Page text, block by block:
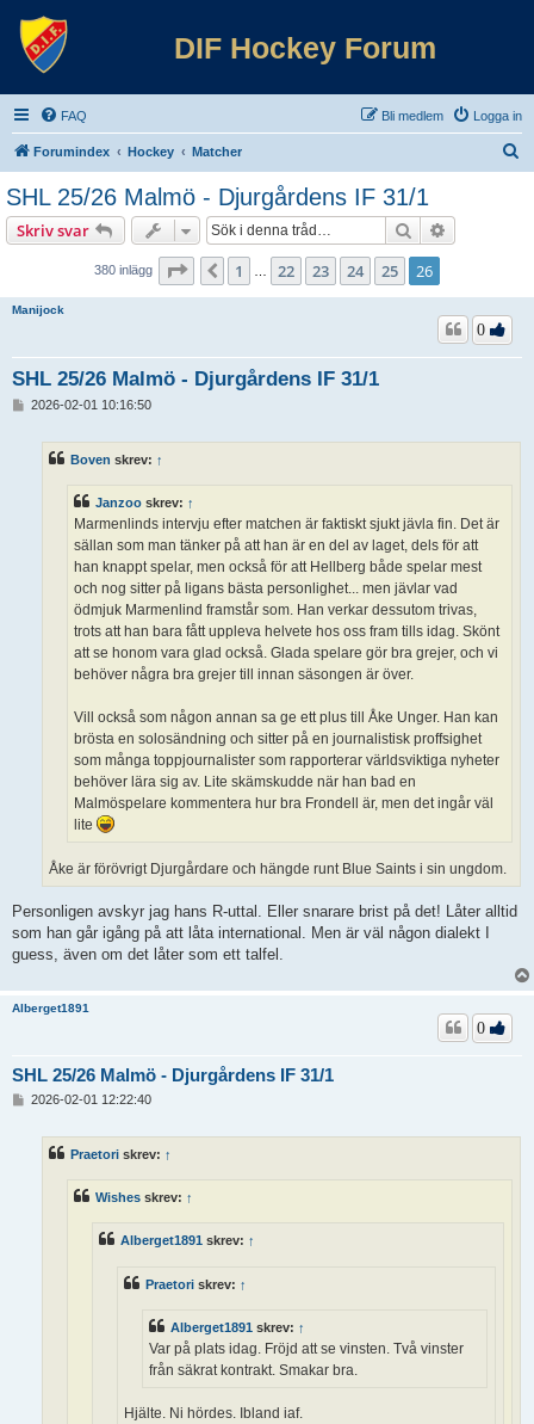
DIF Hockey Forum
FAQ Logga in
Bli medlem
Forumindex Hockey Matcher
SHL 25/26 Malmö - Djurgårdens IF 31/1
Skriv svar Sök
380 inlägg Sida 26 av 26
Föregående
1 22 23 24 25 26
Manijock
SHL 25/26 Malmö - Djurgårdens IF 31/1
0
2026-02-01 10:16:50
Boven skrev: ↑
Janzoo skrev: ↑
Marmenlinds intervju efter matchen är faktiskt sjukt jävla fin. Det är
sällan som man tänker på att han är en del av laget, dels för att
han knappt spelar, men också för att Hellberg både spelar mest
och nog sitter på ligans bästa personlighet... men jävlar vad
ödmjuk Marmenlind framstår som. Han verkar dessutom trivas,
trots att han bara fått uppleva helvete hos oss fram tills idag. Skönt
att se honom vara glad också. Glada spelare gör bra grejer, och vi
behöver några bra grejer till innan säsongen är över.
Vill också som någon annan sa ge ett plus till Åke Unger. Han kan
brösta en solosändning och sitter på en journalistisk proffsighet
som många toppjournalister som rapporterar världsviktiga nyheter
behöver lära sig av. Lite skämskudde när han bad en
Malmöspelare kommentera hur bra Frondell är, men det ingår väl
lite
Åke är förövrigt Djurgårdare och hängde runt Blue Saints i sin ungdom.
Personligen avskyr jag hans R-uttal. Eller snarare brist på det! Låter alltid
som han går igång på att låta international. Men är väl någon dialekt I
guess, även om det låter som ett talfel.
Alberget1891
SHL 25/26 Malmö - Djurgårdens IF 31/1
0
2026-02-01 12:22:40
Praetori skrev: ↑
Wishes skrev: ↑
Alberget1891 skrev: ↑
Praetori skrev: ↑
Alberget1891 skrev: ↑
Var på plats idag. Fröjd att se vinsten. Två vinster
från säkrat kontrakt. Smakar bra.
Hjälte. Ni hördes. Ibland iaf.